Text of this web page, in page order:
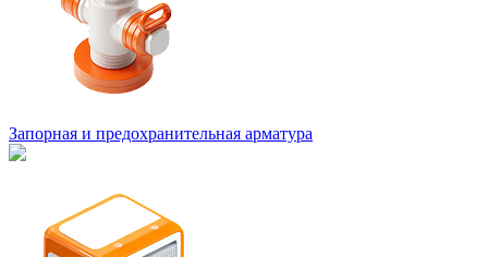
Запорная и предохранительная арматура